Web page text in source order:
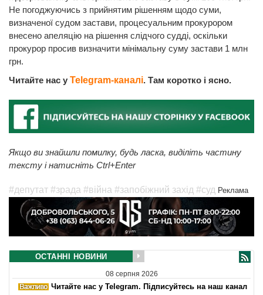
Не погоджуючись з прийнятим рішенням щодо суми,
визначеної судом застави, процесуальним прокурором
внесено апеляцію на рішення слідчого судді, оскільки
прокурор просив визначити мінімальну суму застави 1 млн
грн.
Читайте нас у Telegram-каналі. Там коротко і ясно.
Якщо ви знайшли помилку, будь ласка, виділіть частину
тексту і натисніть Ctrl+Enter
#депутат #зрада #війна #запобіжний захід #суд Реклама
ОСТАННІ НОВИНИ
08 серпня 2026
Читайте нас у Telegram. Підписуйтесь на наш канал